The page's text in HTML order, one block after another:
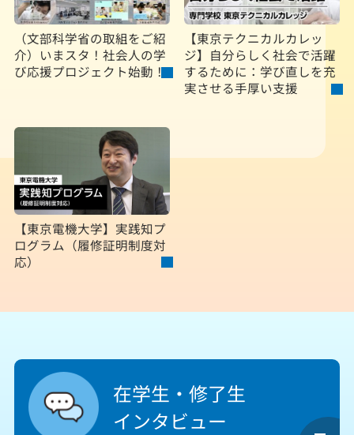
（文部科学省の取組をご紹
介）いまスタ！社会人の学
び応援プロジェクト始動！
【東京テクニカルカレッ
ジ】 自分らしく社会で活躍
するために：学び直しを充
実させる手厚い支援
【東京電機大学】 実践知プ
ログラム（履修証明制度対
応）
在学生・修了生
インタビュー